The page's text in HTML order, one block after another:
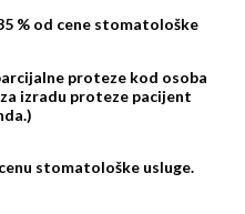
% od cene stomatološke
proteze kod osoba
izradu proteze pacijent
stomatološke usluge.